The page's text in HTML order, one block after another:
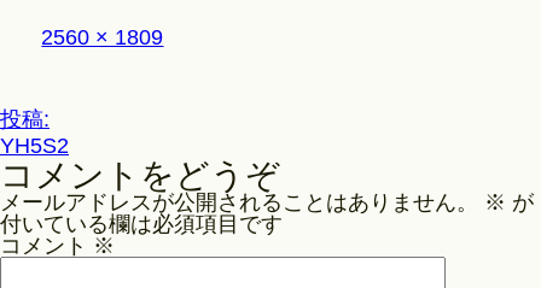
Philosophy
フ
ル
ズ
2560 × 1809
投
稿
ナ
ビ
ゲ
投稿:
YH5S2
コメントをどうぞ
メールアドレスが公開されることはありません。 ※ が
付いている欄は必須項目です
コメント ※